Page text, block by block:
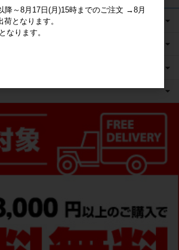
センス商品
降～8月17日(月)15時までのご注文 →8月
となります。
なります。